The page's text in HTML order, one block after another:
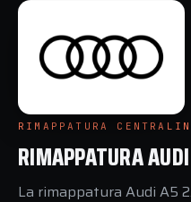
RIMAPPATURA
RIMAPPATURA
La rimappatura Audi A5